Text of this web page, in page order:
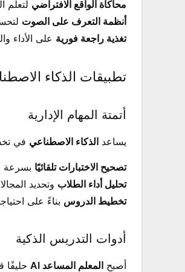
محاكاة الواقع الافتراضي لتعلم
أنظمة التعرف على الصوت
تغذية راجعة فورية على الأداء
تطبيقات الذكاء
أتمتة المهام الإدارية
يساعد الذكاء الاصطناعي في
تصحيح الاختبارات تلقائيًا بسرعة
تحليل أداء الطلاب وتحديد
تخطيط الدروس بناءً على
أدوات التدريس الذكية
أصبح المعلم المساعد AI حليفًا